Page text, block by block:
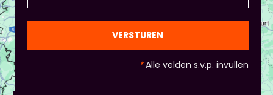
en die van Piet en vervolgens de deelnemers:
gezien de eindpresentaties van 5 minuten de
officiële/vaste werkvorm zijn. Voor beginners is het
evaluatieformulier niet :)
VERSTUREN
*Alle velden s.v.p. invullen